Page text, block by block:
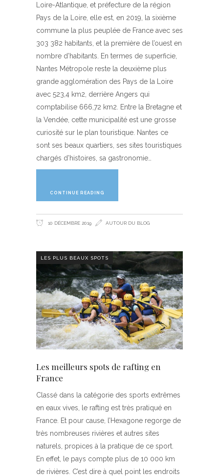
Loire-Atlantique, et préfecture de la région
Pays de la Loire, elle est, en 2019, la sixième
commune la plus peuplée de France avec ses
303 382 habitants, et la première de l’ouest en
nombre d’habitants. En termes de superficie,
Nantes Métropole reste la deuxième plus
grande agglomération des Pays de la Loire
avec 523,4 km2, derrière Angers qui
comptabilise 666,72 km2. Entre la Bretagne et
la Vendée, cette municipalité est une grosse
curiosité sur le plan touristique. Nantes ce
sont ses beaux quartiers, ses sites touristiques
chargés d’histoires, sa gastronomie…
CONTINUE READING
10 DÉCEMBRE 2019 AUTOUR DU BLOG
LES PLUS BEAUX SPOTS
Les meilleurs spots de rafting en
France
Classé dans la catégorie des sports extrêmes
en eaux vives, le rafting est très pratiqué en
France. Et pour cause, l’Hexagone regorge de
très nombreuses rivières et autres sites
naturels, propices à la pratique de ce sport.
En effet, le pays compte plus de 10 000 km
de rivières. C’est dire à quel point les endroits